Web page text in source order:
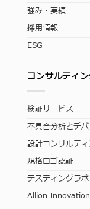
強み・実績
採用情報
ESG
コンサルティ
検証サービス
不具合分析とデ
設計コンサルテ
規格ロゴ認証
テスティングラボ
Allion